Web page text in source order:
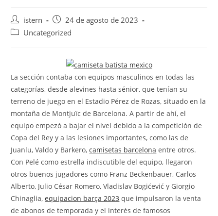
Autor
de
istern
Publicación
de
24 de agosto de 2023
Categoría
Uncategorized
La sección contaba con equipos masculinos en todas las
categorías, desde alevines hasta sénior, que tenían su
terreno de juego en el Estadio Pérez de Rozas, situado en la
montaña de Montjuïc de Barcelona. A partir de ahí, el
equipo empezó a bajar el nivel debido a la competición de
Copa del Rey y a las lesiones importantes, como las de
Juanlu, Valdo y Barkero,camisetas barcelona entre otros.
Con Pelé como estrella indiscutible del equipo, llegaron
otros buenos jugadores como Franz Beckenbauer, Carlos
Alberto, Julio César Romero, Vladislav Bogićević y Giorgio
Chinaglia,equipacion barça 2023 que impulsaron la venta
de abonos de temporada y el interés de famosos